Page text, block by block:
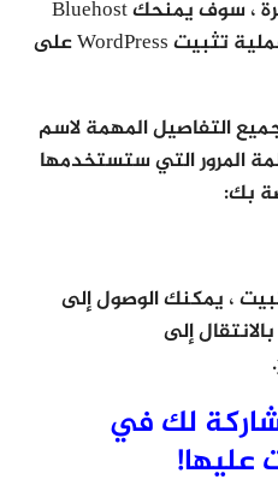
بمجرد تسجيل الدخول لأول مرة ، سوف يمنحك Bluehost
معالجًا بسيطًا يأخذك خلال عملية تثبيت WordPress على
التفاصيل المهمة لاسم
المرور التي ستستخدمها
، يمكنك الوصول إلى
إلى
لك في
عليها!